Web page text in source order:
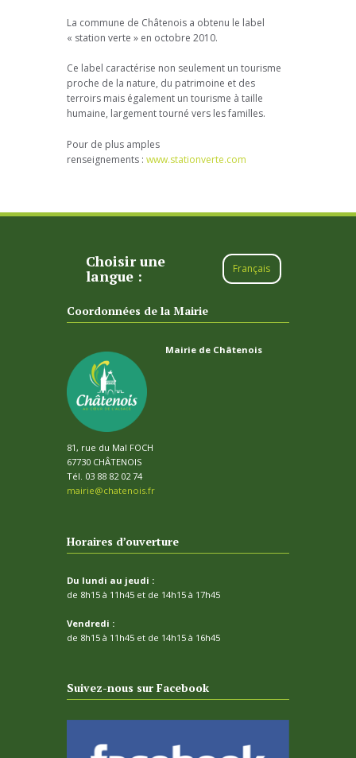
La commune de Châtenois a obtenu le label
« station verte » en octobre 2010.
Ce label caractérise non seulement un tourisme
proche de la nature, du patrimoine et des
terroirs mais également un tourisme à taille
humaine, largement tourné vers les familles.
Pour de plus amples
renseignements : www.stationverte.com
Choisir une
langue :
Français
Coordonnées de la Mairie
Mairie de Châtenois
81, rue du Mal FOCH
67730 CHÂTENOIS
Tél. 03 88 82 02 74
mairie@chatenois.fr
Horaires d’ouverture
Du lundi au jeudi :
de 8h15 à 11h45 et de 14h15 à 17h45
Vendredi :
de 8h15 à 11h45 et de 14h15 à 16h45
Suivez-nous sur Facebook